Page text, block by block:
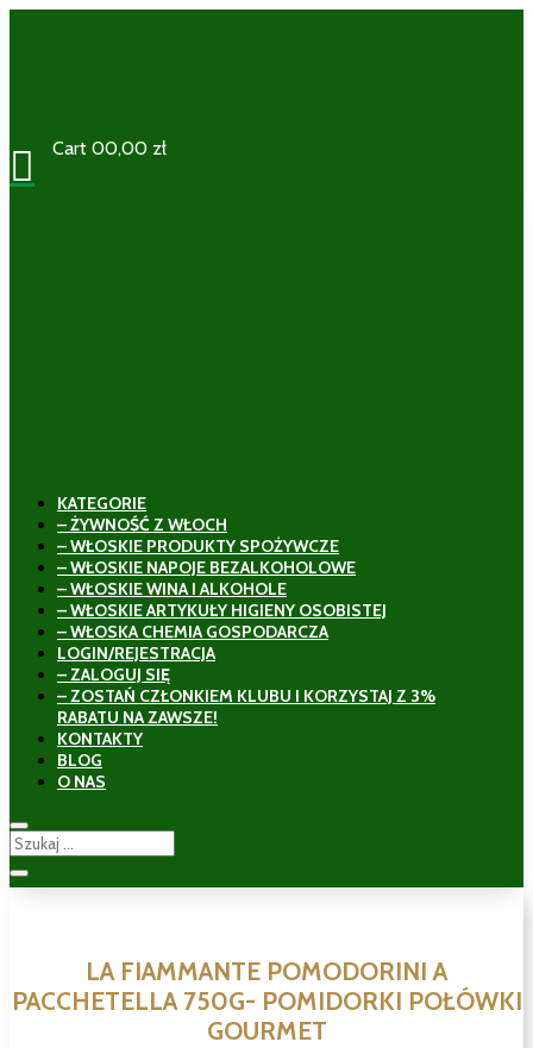
 Cart 00,00 zł
KATEGORIE
– ŻYWNOŚĆ Z WŁOCH
– WŁOSKIE PRODUKTY SPOŻYWCZE
– WŁOSKIE NAPOJE BEZALKOHOLOWE
– WŁOSKIE WINA I ALKOHOLE
– WŁOSKIE ARTYKUŁY HIGIENY OSOBISTEJ
– WŁOSKA CHEMIA GOSPODARCZA
LOGIN/REJESTRACJA
– ZALOGUJ SIĘ
– ZOSTAŃ CZŁONKIEM KLUBU I KORZYSTAJ Z 3%
RABATU NA ZAWSZE!
KONTAKTY
BLOG
O NAS
LA FIAMMANTE POMODORINI A
PACCHETELLA 750G- POMIDORKI POŁÓWKI
GOURMET